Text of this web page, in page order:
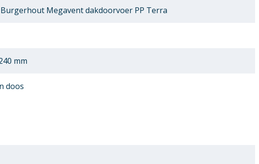
Megavent dakdoorvoer PP Terra
mm
doos